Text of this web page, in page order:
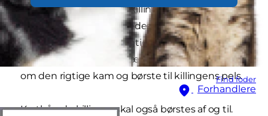
Find foder
Forhandlere
nyde hvert minut! Hvis killingen for eksempel
har lang pels, skal den redes hver dag. Derefter
skal du børste den forsigtigt for at forhindre, at
pelsen bliver filtret. Dyrlægen kan rådgive dig
om den rigtige kam og børste til killingens pels.
Korthårede killinger skal også børstes af og til.